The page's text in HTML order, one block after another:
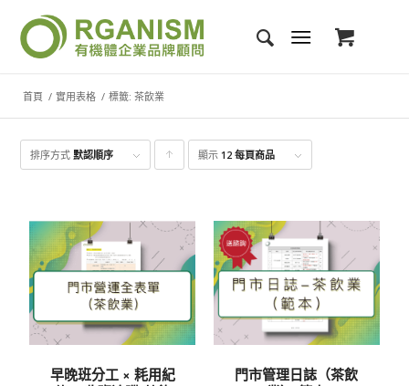
首頁 / 實用表格 / 標籤: 茶飲業
排序方式默認順序 點
品
顯示 12 每頁商品
早晚班分工 × 耗用紀
門市管理日誌（茶飲